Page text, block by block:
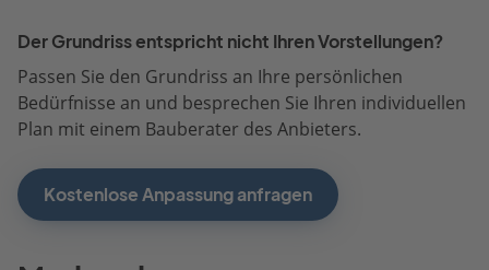
Der Grundriss entspricht nicht Ihren Vorstellungen?
Passen Sie den Grundriss an Ihre persönlichen
Bedürfnisse an und besprechen Sie Ihren individuellen
Plan mit einem Bauberater des Anbieters.
Kostenlose Anpassung anfragen